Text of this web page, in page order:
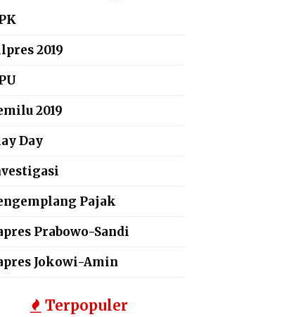
2019
2019
Day
Pajak
Prabowo-Sandi
Jokowi-Amin
Terpopuler